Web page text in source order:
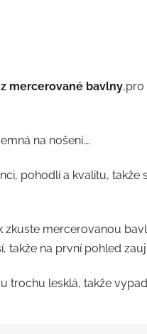
z mercerované bavlny,pro
na nošení.…
pohodlí a kvalitu,
zkuste mercerovanou
takže na první pohled
trochu lesklá, takže